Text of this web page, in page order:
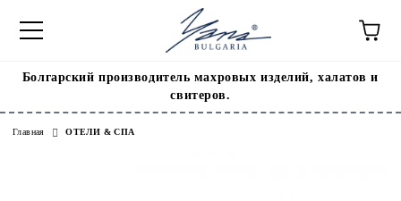
Болгарский производитель махровых изделий, халатов и
свитеров.
Главная ОТЕЛИ & СПА